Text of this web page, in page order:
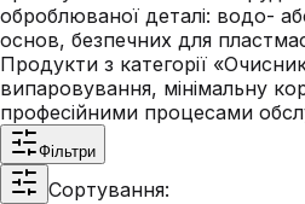
оброблюваної деталі: водо-
основ, безпечних для
Продукти з категорії
випаровування, мінімальну
професійними процесами
Фільтри
Сортування: